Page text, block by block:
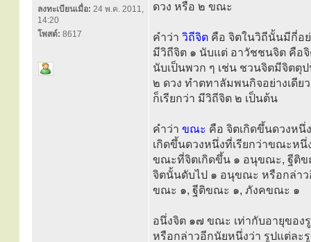
ลงทะเบียนเมื่อ: 24 พ.ค. 2011,
14:20
โพสต์: 8617
ดวง หรือ ๒ ขณะ
คำว่า วิถีจิต คือ จิตในวิถีนั้นมีกี่อ
มีวิถีจิต ๑ นับแต่ อาวัชชนจิต คือ
นับเป็นพวก ๆ เช่น ชวนจิตมีจิตตุ
๒ ดวง ทำตทาลัมพนกิจอย่างเดีย
ก็เรียกว่า มีวิถีจิต ๒ เป็นต้น
คำว่า ขณะ คือ จิตเกิดขึ้นดวงหนึ่
เกิดขึ้นดวงหนึ่งที่เรียกว่าขณะห
ขณะที่จิตเกิดขึ้น ๑ อนุขณะ, ฐีติ
จิตนั้นดับไป ๑ อนุขณะ หรือกล่า
ขณะ ๑, ฐีติขณะ ๑, ภังคขณะ ๑
อนึ่งจิต ๑๗ ขณะ เท่ากับอายุของ
หรือกล่าวอีกนัยหนึ่งว่า รูปแต่ละ